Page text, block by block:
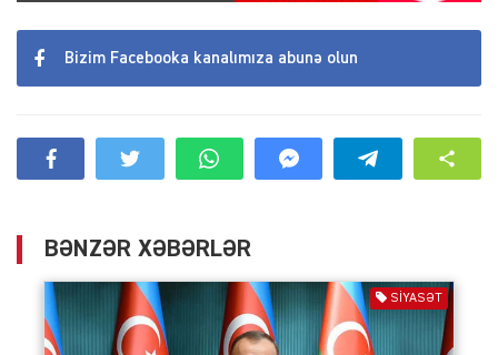
Bizim Facebooka kanalımıza abunə olun
BƏNZƏR XƏBƏRLƏR
SIYASƏT